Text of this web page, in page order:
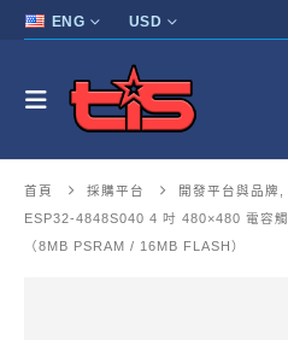
ENG USD
首頁 採購平台 開發平台與品牌
ESP32-4848S040 4 吋 480×480 電容
（8MB PSRAM / 16MB FLASH）